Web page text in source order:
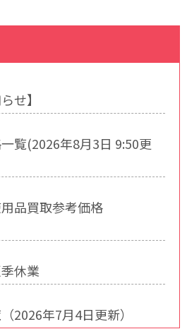
せ】
覧(2026年8月3日 9:50更
品買取参考価格
休業
2026年7月4日更新）